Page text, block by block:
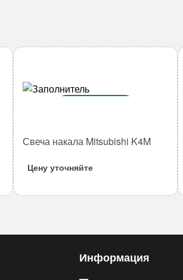
товара
K4M
Свеча накала Mitsubishi K4M
Цену уточняйте
Информация